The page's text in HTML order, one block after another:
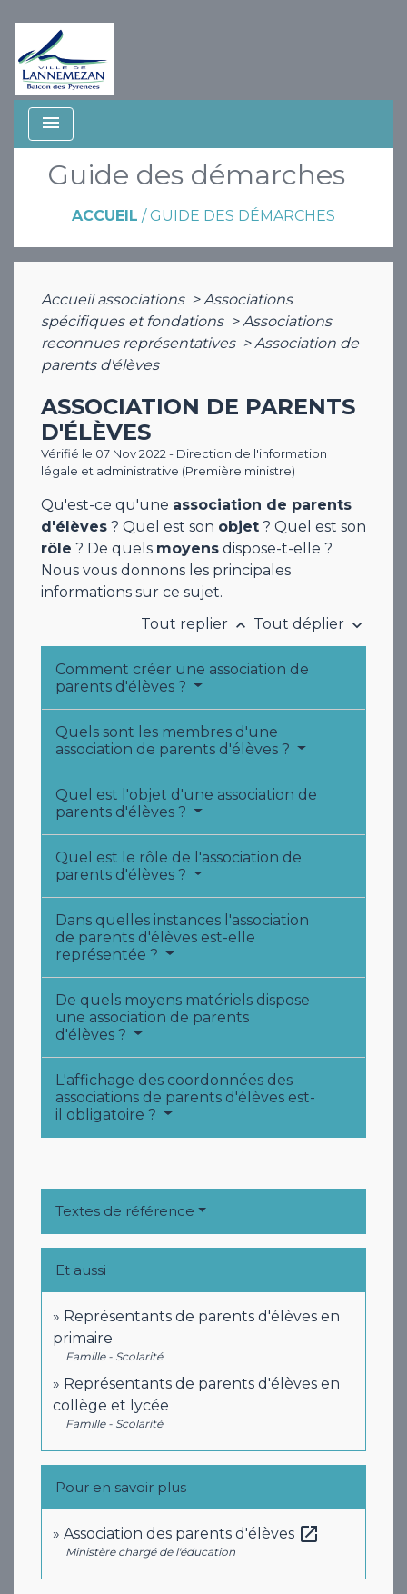
menu
Guide des démarches
ACCUEIL / GUIDE DES DÉMARCHES
Accueil associations > Associations
spécifiques et fondations > Associations
reconnues représentatives > Association de
parents d'élèves
ASSOCIATION DE PARENTS
D'ÉLÈVES
Vérifié le 07 Nov 2022 - Direction de l'information
légale et administrative (Première ministre)
Qu'est-ce qu'une association de parents
d'élèves ? Quel est son objet ? Quel est son
rôle ? De quels moyens dispose-t-elle ?
Nous vous donnons les principales
informations sur ce sujet.
Tout replier keyboard_arrow_up Tout déplier keyboard_arrow_down
Comment créer une association de
parents d'élèves ?
Quels sont les membres d'une
association de parents d'élèves ?
Quel est l'objet d'une association de
parents d'élèves ?
Quel est le rôle de l'association de
parents d'élèves ?
Dans quelles instances l'association
de parents d'élèves est-elle
représentée ?
De quels moyens matériels dispose
une association de parents
d'élèves ?
L'affichage des coordonnées des
associations de parents d'élèves est-
il obligatoire ?
Textes de référence
Et aussi
Représentants de parents d'élèves en
primaire
Famille - Scolarité
Représentants de parents d'élèves en
collège et lycée
Famille - Scolarité
Pour en savoir plus
Association des parents d'élèves open_in_new
Ministère chargé de l'éducation